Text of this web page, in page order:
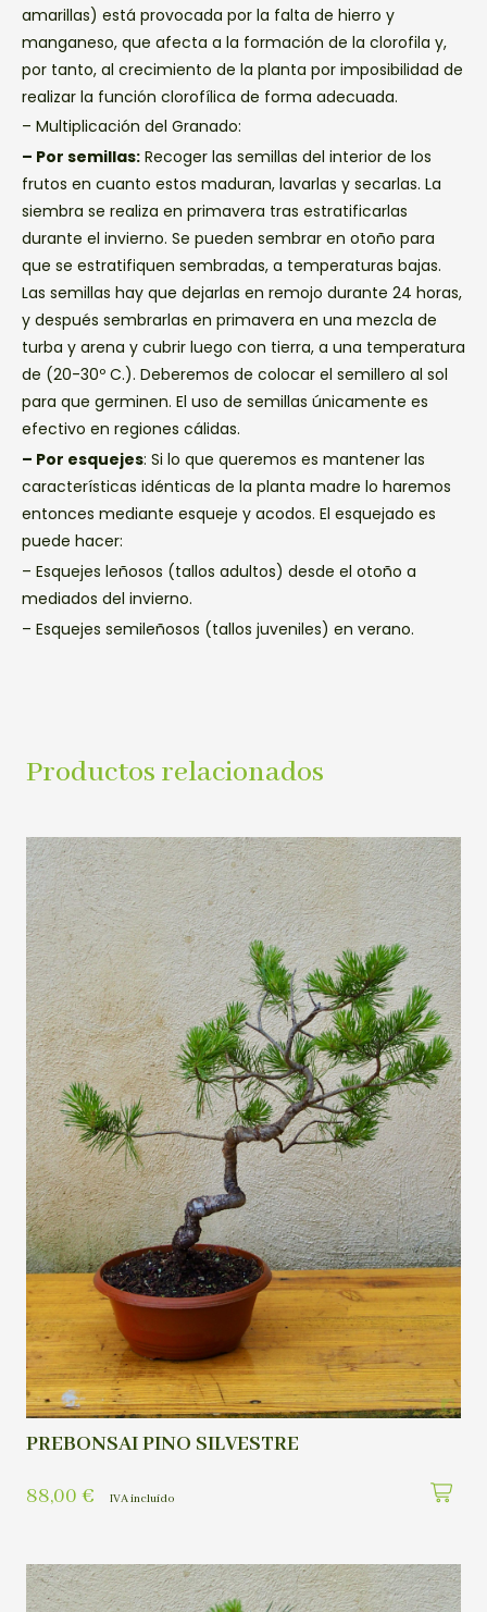
amarillas) está provocada por la falta de hierro y
manganeso, que afecta a la formación de la clorofila y,
por tanto, al crecimiento de la planta por imposibilidad de
realizar la función clorofílica de forma adecuada.
– Multiplicación del Granado:
– Por semillas: Recoger las semillas del interior de los
frutos en cuanto estos maduran, lavarlas y secarlas. La
siembra se realiza en primavera tras estratificarlas
durante el invierno. Se pueden sembrar en otoño para
que se estratifiquen sembradas, a temperaturas bajas.
Las semillas hay que dejarlas en remojo durante 24 horas,
y después sembrarlas en primavera en una mezcla de
turba y arena y cubrir luego con tierra, a una temperatura
de (20-30º C.). Deberemos de colocar el semillero al sol
para que germinen. El uso de semillas únicamente es
efectivo en regiones cálidas.
– Por esquejes: Si lo que queremos es mantener las
características idénticas de la planta madre lo haremos
entonces mediante esqueje y acodos. El esquejado es
puede hacer:
– Esquejes leñosos (tallos adultos) desde el otoño a
mediados del invierno.
– Esquejes semileñosos (tallos juveniles) en verano.
Productos relacionados
PREBONSAI PINO SILVESTRE
88,00 € IVA incluído